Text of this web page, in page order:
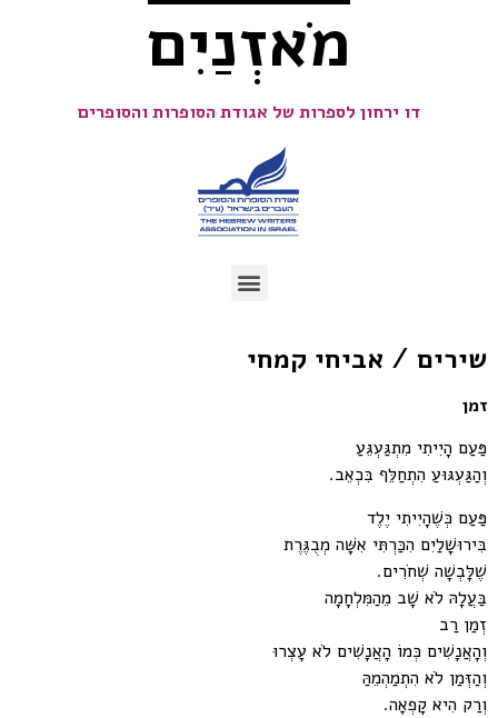
מֹאזְנַיִם
דו ירחון לספרות של אגודת הסופרות והסופרים
שירים / אביחי קמחי
זמן
פַּעַם הָיִיתִי מִתְגַּעְגֵּעַ
וְהַגַּעְגּוּעַ הִתְחַלֵּף בִּכְאֵב.
פַּעַם כְּשֶׁהָיִיתִי יֶלֶד
בִּירוּשָׁלַיִם הִכַּרְתִּי אִשָּׁה מְבֻגֶּרֶת
שֶׁלָּבְשָׁה שְׁחֹרִים.
בַּעֲלָהּ לֹא שָׁב מֵהַמִּלְחָמָה
זְמַן רַב
וְהָאֲנָשִׁים כְּמוֹ הָאֲנָשִׁים לֹא עָצְרוּ
וְהַזְּמַן לֹא הִתְמַהְמֵהַּ
וְרַק הִיא קָפְאָה.